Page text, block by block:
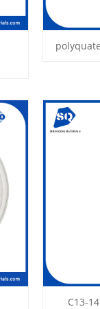
مستحلب بولي أكريلاميد و C13-14